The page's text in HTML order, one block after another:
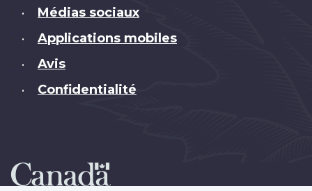
• Médias sociaux
• Applications mobiles
• Avis
• Confidentialité